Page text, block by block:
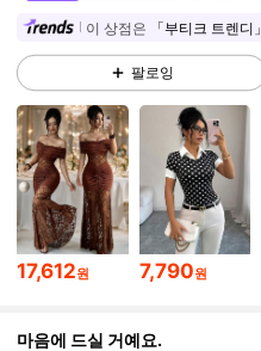
4.89 3M 팔로워
4.89 3M 팔로워
4.89 3M 팔로워
4.89
이 상점은 「부티크 트렌디」
팔로잉
17,612원 7,790원
마음에 드실 거예요.